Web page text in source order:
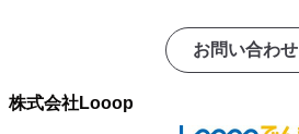
お問い合わせ
株式会社Looop